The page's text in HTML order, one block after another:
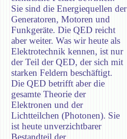
Sie sind die Energiequellen der
Generatoren, Motoren und
Funkgeräte. Die QED reicht
aber weiter. Was wir heute als
Elektrotechnik kennen, ist nur
der Teil der QED, der sich mit
starken Feldern beschäftigt.
Die QED betrifft aber die
gesamte Theorie der
Elektronen und der
Lichtteilchen (Photonen). Sie
ist heute unverzichtbarer